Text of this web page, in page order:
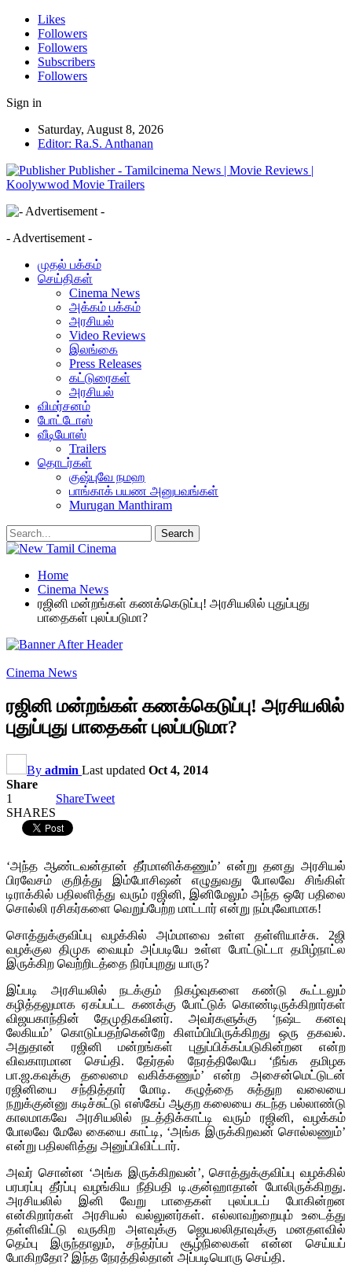
Likes
Followers
Followers
Subscribers
Followers
Sign in
Saturday, August 8, 2026
Editor: Ra.S. Anthanan
Publisher - Tamilcinema News | Movie Reviews |
Koolywwod Movie Trailers
- Advertisement -
முதல் பக்கம்
செய்திகள்
Cinema News
அக்கம் பக்கம்
அரசியல்
Video Reviews
இலங்கை
Press Releases
கட்டுரைகள்
அரசியல்
விமர்சனம்
போட்டோஸ்
வீடியோஸ்
Trailers
தொடர்கள்
குஷ்புவே நமஹ
பாங்காக் பயண அனுபவங்கள்
Murugan Manthiram
Home
Cinema News
ரஜினி மன்றங்கள் கணக்கெடுப்பு! அரசியலில் புதுப்புது
பாதைகள் புலப்படுமா?
Cinema News
ரஜினி மன்றங்கள் கணக்கெடுப்பு! அரசியலில்
புதுப்புது பாதைகள் புலப்படுமா?
By admin Last updated Oct 4, 2014
Share
1
SHARES
ShareTweet
‘அந்த ஆண்டவன்தான் தீர்மானிக்கணும்’ என்று தனது அரசியல்
பிரவேசம் குறித்து இம்போசிஷன் எழுதுவது போலவே சிங்கிள்
டிராக்கில் பதிலளித்து வரும் ரஜினி, இனிமேலும் அந்த ஒரே பதிலை
சொல்லி ரசிகர்களை வெறுப்பேற்ற மாட்டார் என்று நம்புவோமாக!
சொத்துக்குவிப்பு வழக்கில் அம்மாவை உள்ள தள்ளியாச்சு. 2ஜி
வழக்குல திமுக வையும் அப்படியே உள்ள போட்டுட்டா தமிழ்நாட்ல
இருக்கிற வெற்றிடத்தை நிரப்புறது யாரு?
இப்படி அரசியலில் நடக்கும் நிகழ்வுகளை கண்டு கூட்டலும்
கழித்தலுமாக ஏகப்பட்ட கணக்கு போட்டுக் கொண்டிருக்கிறார்கள்
விஜயகாந்தின் தேமுதிகவினர். அவர்களுக்கு ‘நஷ்ட கனவு
லேகியம்’ கொடுப்பதற்கென்றே கிளம்பியிருக்கிறது ஒரு தகவல்.
அதுதான் ரஜினி மன்றங்கள் புதுப்பிக்கப்படுகின்றன என்ற
விவகாரமான செய்தி. தேர்தல் நேரத்திலேயே ‘நீங்க தமிழக
பா.ஜ.கவுக்கு தலைமை வகிக்கணும்’ என்ற அசைன்மெட்டுடன்
ரஜினியை சந்தித்தார் மோடி. கழுத்தை சுத்துற வலையை
நறுக்குன்னு கடிச்சுட்டு எஸ்கேப் ஆகுற கலையை கடந்த பல்லாண்டு
காலமாகவே அரசியலில் நடத்திக்காட்டி வரும் ரஜினி, வழக்கம்
போலவே மேலே கையை காட்டி, ‘அங்க இருக்கிறவன் சொல்லணும்’
என்று பதிலளித்து அனுப்பிவிட்டார்.
அவர் சொன்ன ‘அங்க இருக்கிறவன்’, சொத்துக்குவிப்பு வழக்கில்
பரபரப்பு தீர்ப்பு வழங்கிய நீதிபதி டி.குன்ஹாதான் போலிருக்கிறது.
அரசியலில் இனி வேறு பாதைகள் புலப்படப் போகின்றன
என்கிறார்கள் அரசியல் வல்லுனர்கள். எல்லாவற்றையும் உடைத்து
தள்ளிவிட்டு வருகிற அளவுக்கு ஜெயலலிதாவுக்கு மனதளவில்
தெம்பு இருந்தாலும், சந்தர்ப்ப சூழ்நிலைகள் என்ன செய்யப்
போகிறதோ? இந்த நேரத்தில்தான் அப்படியொரு செய்தி.